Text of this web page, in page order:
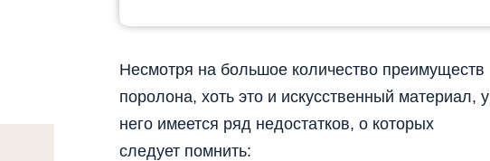
Несмотря на большое количество преимуществ
поролона, хоть это и искусственный материал, у
него имеется ряд недостатков, о которых
следует помнить: